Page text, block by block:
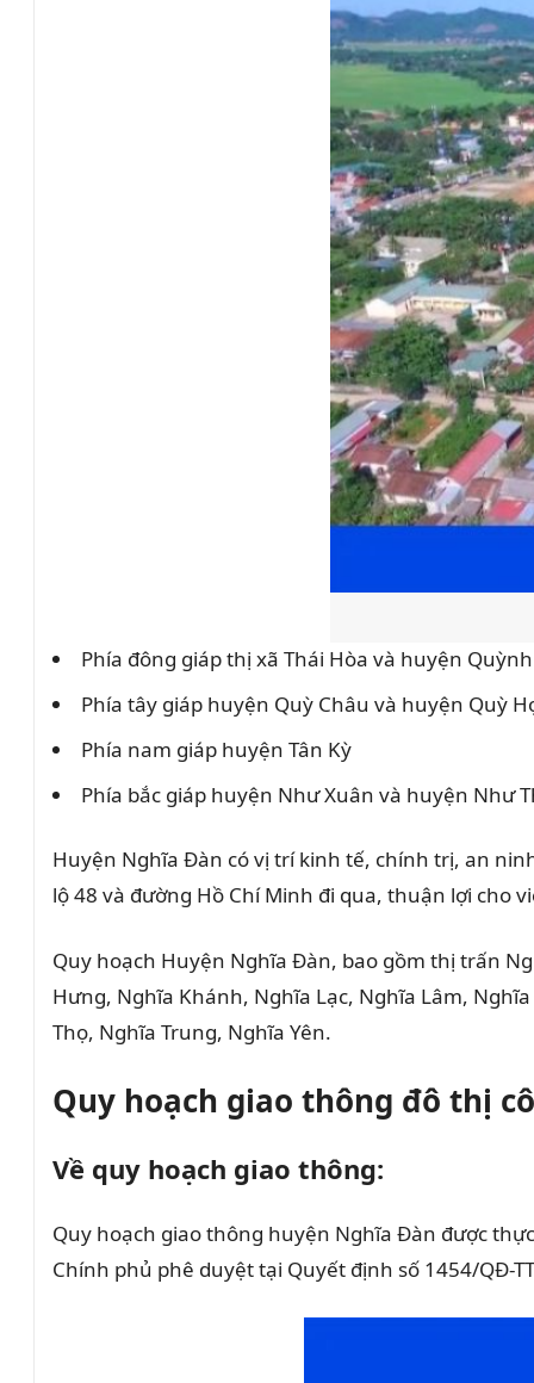
Phía đông giáp thị xã Thái Hòa và huyện
Phía tây giáp huyện Quỳ Châu và huyện Quỳ
Phía nam giáp huyện Tân Kỳ
Phía bắc giáp huyện Như Xuân và huyện Như
Huyện Nghĩa Đàn có vị trí kinh tế, chính trị, an
lộ 48 và đường Hồ Chí Minh đi qua, thuận lợi cho
Quy hoạch Huyện Nghĩa Đàn, bao gồm thị trấn
Hưng, Nghĩa Khánh, Nghĩa Lạc, Nghĩa Lâm,
Thọ, Nghĩa Trung, Nghĩa Yên.
Quy hoạch giao thông đô thị
Về quy hoạch giao thông:
Quy hoạch giao thông huyện Nghĩa Đàn được
Chính phủ phê duyệt tại Quyết định số 1454/QĐ-